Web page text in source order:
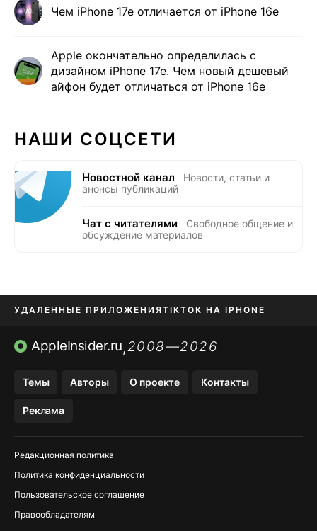
Чем iPhone 17e отличается от iPhone 16e
Apple окончательно определилась с
дизайном iPhone 17e. Чем новый дешевый
айфон будет отличаться от iPhone 16e
НАШИ СОЦСЕТИ
Новостной канал
Новости, статьи и
анонсы публикаций
Чат с читателями
Свободное общение и
обсуждение материалов
УДАЛЕННЫЕ ПРИЛОЖЕНИЯTIKTOK НА IPHONE
ПРИЛОЖЕНИЯ БЕЗ APP STORE
AppleInsider.ru,2008—2026
Темы Авторы О проекте Контакты
Реклама
Редакционная политика
Политика конфиденциальности
Пользовательское соглашение
Правообладателям